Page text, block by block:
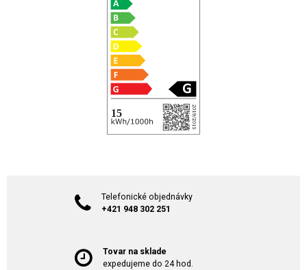
Telefonické objednávky
+421 948 302 251
Tovar na sklade
expedujeme do 24 hod.